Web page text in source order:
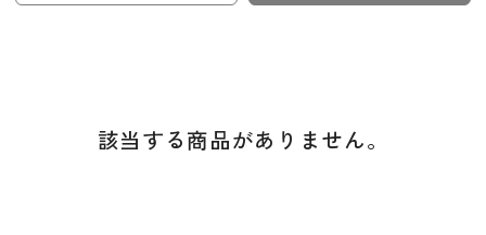
該当する商品がありません。